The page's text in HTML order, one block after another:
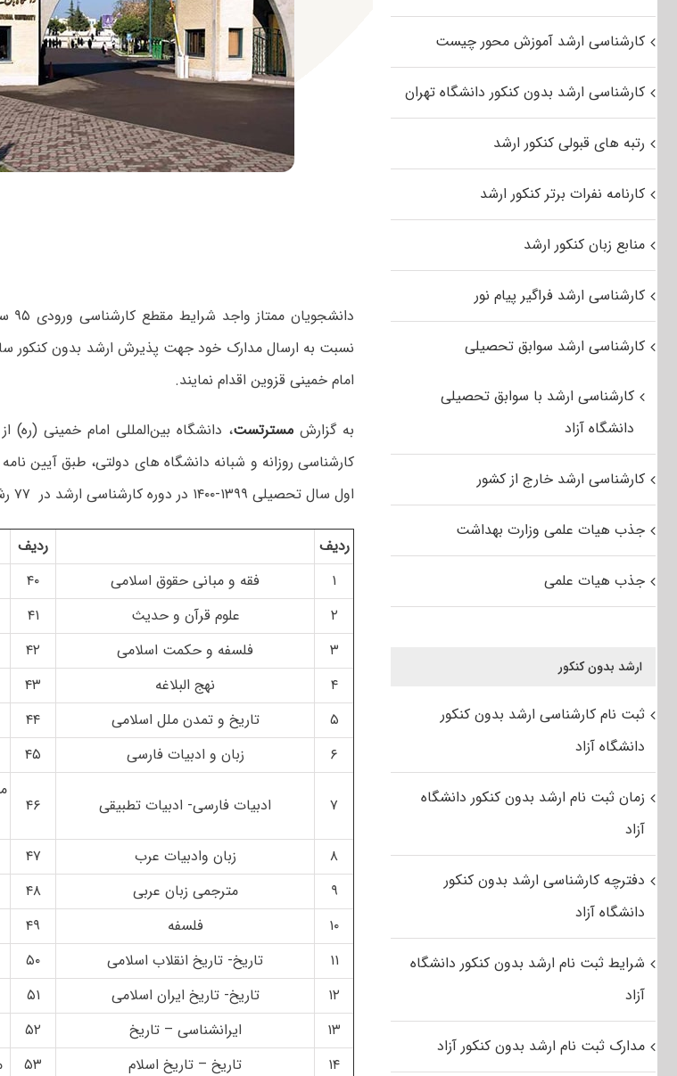
امام خمینی قزوین اقدام نمایند.
به گزارش مسترتست، دانشگاه بین‌المللی امام خمینی (ره)
کارشناسی روزانه و شبانه دانشگاه ­های دولتی، طبق آیین نامه
اول سال تحصیلی ۱۳۹۹-۱۴۰۰ در دوره کارشناسی ارشد در ۷۷ رشته گرایش زیر دانشجو می‌پذیرد:
ردیف ردیف
۱
فقه و مبانی حقوق اسلامی ۴۰
۲
علوم قرآن و حدیث ۴۱
۳
فلسفه و حکمت اسلامی ۴۲
۴
نهج البلاغه ۴۳
۵
تاریخ و تمدن ملل اسلامی ۴۴
۶
زبان و ادبیات فارسی ۴۵
۷ ادبیات فارسی- ادبیات تطبیقی ۴۶
۸
زبان وادبیات عرب ۴۷
۹
مترجمی زبان عربی ۴۸
۱۰
فلسفه ۴۹
۱۱
تاریخ- تاریخ انقلاب اسلامی ۵۰
۱۲
تاریخ- تاریخ ایران اسلامی ۵۱
۱۳
ایرانشناسی – تاریخ ۵۲
۱۴
تاریخ – تاریخ اسلام ۵۳
کارشناسی ارشد آموزش محور چیست
کارشناسی ارشد بدون کنکور دانشگاه تهران
رتبه های قبولی کنکور ارشد
کارنامه نفرات برتر کنکور ارشد
منابع زبان کنکور ارشد
کارشناسی ارشد فراگیر پیام نور
کارشناسی ارشد سوابق تحصیلی
کارشناسی ارشد با سوابق تحصیلی
دانشگاه آزاد
کارشناسی ارشد خارج از کشور
جذب هیات علمی وزارت بهداشت
جذب هیات علمی
ارشد بدون کنکور
ثبت نام کارشناسی ارشد بدون کنکور
دانشگاه آزاد
زمان ثبت نام ارشد بدون کنکور دانشگاه
آزاد
دفترچه کارشناسی ارشد بدون کنکور
دانشگاه آزاد
شرایط ثبت نام ارشد بدون کنکور دانشگاه
آزاد
مدارک ثبت نام ارشد بدون کنکور آزاد